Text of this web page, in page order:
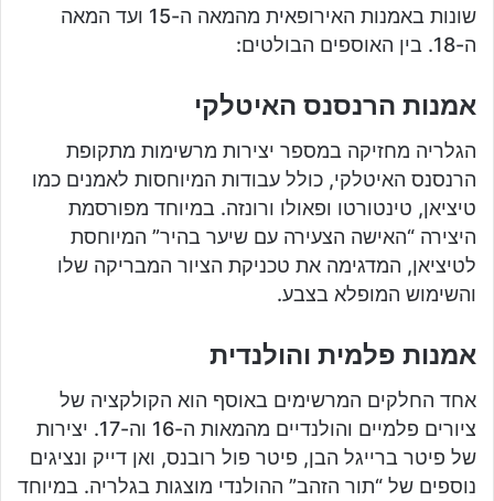
שונות באמנות האירופאית מהמאה ה-15 ועד המאה
ה-18. בין האוספים הבולטים:
אמנות הרנסנס האיטלקי
הגלריה מחזיקה במספר יצירות מרשימות מתקופת
הרנסנס האיטלקי, כולל עבודות המיוחסות לאמנים כמו
טיציאן, טינטורטו ופאולו ורונזה. במיוחד מפורסמת
היצירה “האישה הצעירה עם שיער בהיר” המיוחסת
לטיציאן, המדגימה את טכניקת הציור המבריקה שלו
והשימוש המופלא בצבע.
אמנות פלמית והולנדית
אחד החלקים המרשימים באוסף הוא הקולקציה של
ציורים פלמיים והולנדיים מהמאות ה-16 וה-17. יצירות
של פיטר ברייגל הבן, פיטר פול רובנס, ואן דייק ונציגים
נוספים של “תור הזהב” ההולנדי מוצגות בגלריה. במיוחד